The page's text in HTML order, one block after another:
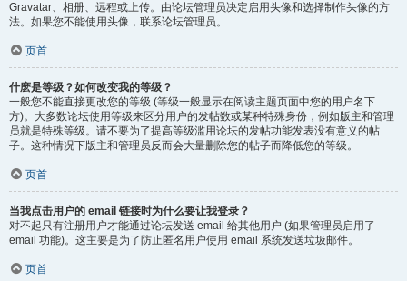
Gravatar、相册、远程或上传。由论坛管理员决定启用头像和选择制作头像的方
法。如果您不能使用头像，联系论坛管理员。
页首
什麽是等级？如何改变我的等级？
一般您不能直接更改您的等级 (等级一般显示在阅读主题页面中您的用户名下
方)。大多数论坛使用等级来区分用户的发帖数或某种特殊身份，例如版主和管理
员就是特殊等级。请不要为了提高等级滥用论坛的发帖功能发表没有意义的帖
子。这种情况下版主和管理员反而会大量删除您的帖子而降低您的等级。
页首
当我点击用户的 email 链接时为什么要让我登录？
对不起只有注册用户才能通过论坛发送 email 给其他用户 (如果管理员启用了
email 功能)。这主要是为了防止匿名用户使用 email 系统发送垃圾邮件。
页首